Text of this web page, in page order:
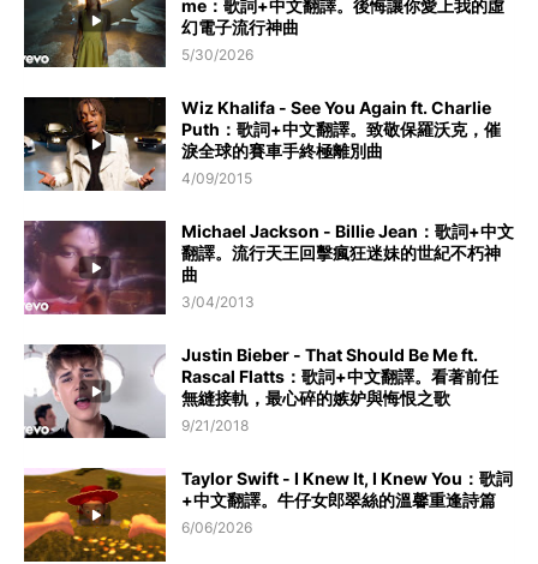
me：歌詞+中文翻譯。後悔讓你愛上我的虛
幻電子流行神曲
5/30/2026
Wiz Khalifa - See You Again ft. Charlie
Puth：歌詞+中文翻譯。致敬保羅沃克，催
淚全球的賽車手終極離別曲
4/09/2015
Michael Jackson - Billie Jean：歌詞+中文
翻譯。流行天王回擊瘋狂迷妹的世紀不朽神
曲
3/04/2013
Justin Bieber - That Should Be Me ft.
Rascal Flatts：歌詞+中文翻譯。看著前任
無縫接軌，最心碎的嫉妒與悔恨之歌
9/21/2018
Taylor Swift - I Knew It, I Knew You：歌詞
+中文翻譯。牛仔女郎翠絲的溫馨重逢詩篇
6/06/2026